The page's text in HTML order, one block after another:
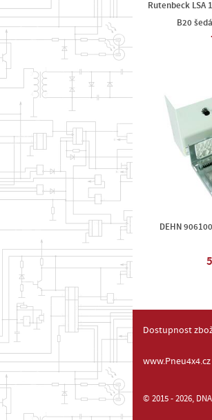
Rutenbeck LSA
B20
DEHN
Dostupnost
www.Pneu4x4.cz
© 2015 - 2026,